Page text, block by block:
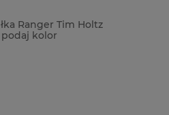
Ranger Tim Holtz
podaj kolor